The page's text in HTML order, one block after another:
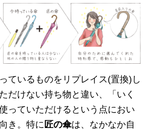
ているものをリプレイス(置換)し
だけない持ち物と違い、「いく
っていただけるという点におい
き。特に 匠の傘は、なかなか自